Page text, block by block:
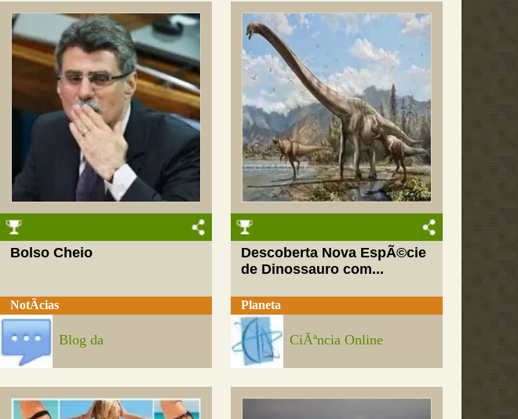
Bolso Cheio
NotÃ­cias
Blog da
Descoberta Nova EspÃ©cie
de Dinossauro com...
Planeta
CiÃªncia Online